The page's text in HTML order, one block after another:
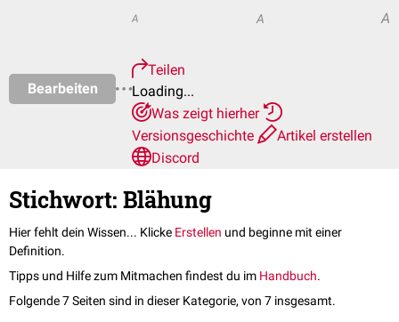
Bearbeiten
A A A
Teilen
Loading...
Was zeigt hierher
Versionsgeschichte
Artikel erstellen
Discord
Stichwort: Blähung
Hier fehlt dein Wissen... Klicke Erstellen und beginne mit einer
Definition.
Tipps und Hilfe zum Mitmachen findest du im Handbuch.
Folgende 7 Seiten sind in dieser Kategorie, von 7 insgesamt.